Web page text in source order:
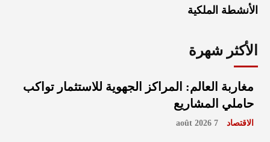
الأنشطة الملكية
الأكثر شهرة
مغاربة العالم: المراكز الجهوية للاستثمار تواكب
حاملي المشاريع
الاقتصاد 7 août 2026